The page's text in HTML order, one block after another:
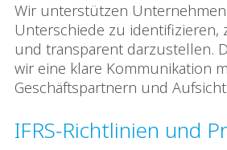
Wir unterstützen
Unterschiede zu identifizieren,
und transparent darzustellen.
wir eine klare Kommunikation
Geschäftspartnern und
IFRS‑Richtlinien und